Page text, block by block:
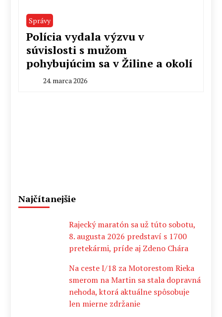
Správy
Polícia vydala výzvu v
súvislosti s mužom
pohybujúcim sa v Žiline a okolí
24. marca 2026
Najčítanejšie
Rajecký maratón sa už túto sobotu,
8. augusta 2026 predstaví s 1700
pretekármi, príde aj Zdeno Chára
Na ceste I/18 za Motorestom Rieka
smerom na Martin sa stala dopravná
nehoda, ktorá aktuálne spôsobuje
len mierne zdržanie